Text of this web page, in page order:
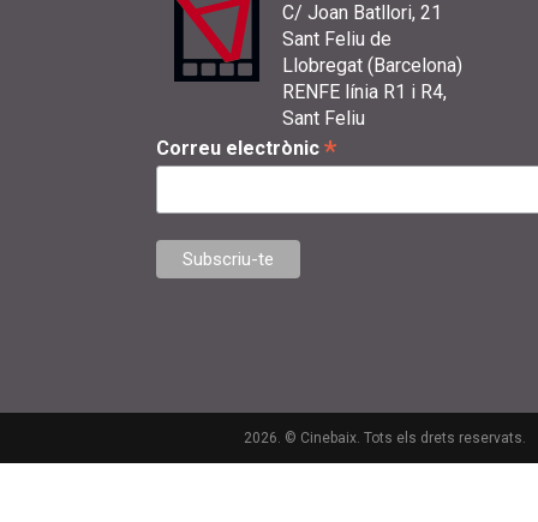
C/ Joan Batllori, 21
Sant Feliu de
Llobregat (Barcelona)
RENFE línia R1 i R4,
Sant Feliu
Correu electrònic *
2026. © Cinebaix. Tots els drets reservats.